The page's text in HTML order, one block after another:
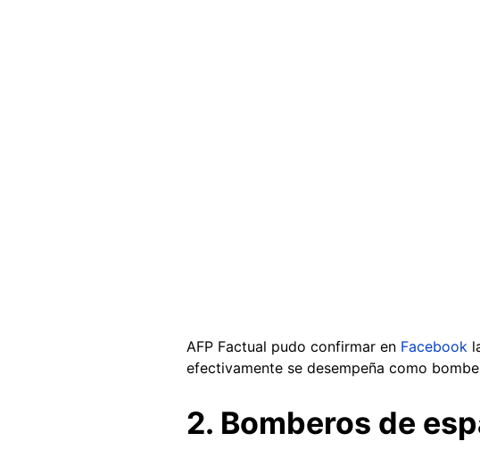
AFP Factual pudo confirmar en Facebook
efectivamente se desempeña como
2. Bomberos de